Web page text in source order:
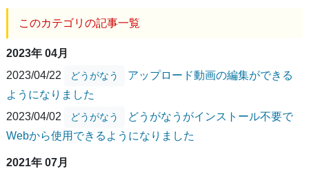
このカテゴリの記事一覧
2023年 04月
2023/04/22
どうがなう
アップロード動画の編集ができる
ようになりました
2023/04/02
どうがなう
どうがなうがインストール不要で
Webから使用できるようになりました
2021年 07月